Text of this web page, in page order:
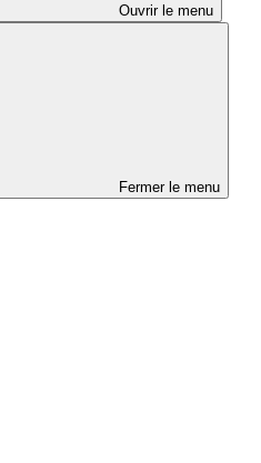
Ouvrir le menu
Fermer le menu